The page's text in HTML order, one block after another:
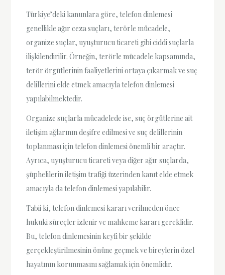
Türkiye’deki kanunlara göre, telefon dinlemesi
genellikle ağır ceza suçları, terörle mücadele,
organize suçlar, uyuşturucu ticareti gibi ciddi suçlarla
ilişkilendirilir. Örneğin, terörle mücadele kapsamında,
terör örgütlerinin faaliyetlerini ortaya çıkarmak ve suç
delillerini elde etmek amacıyla telefon dinlemesi
yapılabilmektedir.
Organize suçlarla mücadelede ise, suç örgütlerine ait
iletişim ağlarının deşifre edilmesi ve suç delillerinin
toplanması için telefon dinlemesi önemli bir araçtır.
Ayrıca, uyuşturucu ticareti veya diğer ağır suçlarda,
şüphelilerin iletişim trafiği üzerinden kanıt elde etmek
amacıyla da telefon dinlemesi yapılabilir.
Tabii ki, telefon dinlemesi kararı verilmeden önce
hukuki süreçler izlenir ve mahkeme kararı gereklidir.
Bu, telefon dinlemesinin keyfi bir şekilde
gerçekleştirilmesinin önüne geçmek ve bireylerin özel
hayatının korunmasını sağlamak için önemlidir.